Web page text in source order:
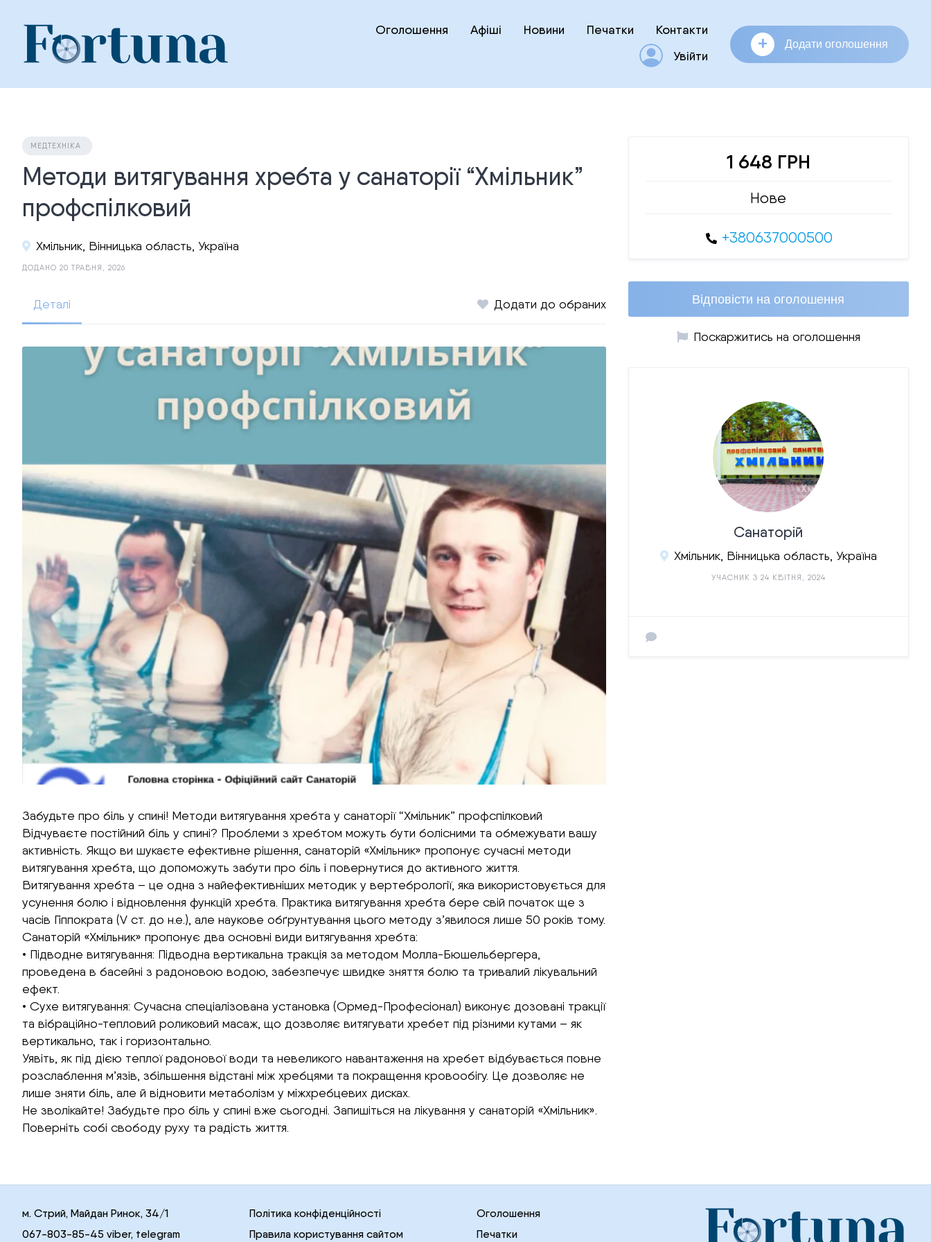
content
Оголошення Афіші Новини Печатки
Контакти
Увійти
+ Додати оголошення
МЕДТЕХНІКА
Методи витягування хребта у санаторії “Хмільник”
профспілковий
Хмільник, Вінницька область, Україна
ДОДАНО 20 ТРАВНЯ, 2026
Деталі Додати до обраних
Забудьте про біль у спині! Методи витягування хребта у санаторії “Хмільник” профспілковий
Відчуваєте постійний біль у спині? Проблеми з хребтом можуть бути болісними та обмежувати вашу
активність. Якщо ви шукаєте ефективне рішення, санаторій «Хмільник» пропонує сучасні методи
витягування хребта, що допоможуть забути про біль і повернутися до активного життя.
Витягування хребта – це одна з найефективніших методик у вертебрології, яка використовується для
усунення болю і відновлення функцій хребта. Практика витягування хребта бере свій початок ще з
часів Гіппократа (V ст. до н.е.), але наукове обґрунтування цього методу з’явилося лише 50 років тому.
Санаторій «Хмільник» пропонує два основні види витягування хребта:
• Підводне витягування: Підводна вертикальна тракція за методом Молла-Бюшельбергера,
проведена в басейні з радоновою водою, забезпечує швидке зняття болю та тривалий лікувальний
ефект.
• Сухе витягування: Сучасна спеціалізована установка (Ормед-Професіонал) виконує дозовані тракції
та вібраційно-тепловий роликовий масаж, що дозволяє витягувати хребет під різними кутами – як
вертикально, так і горизонтально.
Уявіть, як під дією теплої радонової води та невеликого навантаження на хребет відбувається повне
розслаблення м’язів, збільшення відстані між хребцями та покращення кровообігу. Це дозволяє не
лише зняти біль, але й відновити метаболізм у міжхребцевих дисках.
Не зволікайте! Забудьте про біль у спині вже сьогодні. Запишіться на лікування у санаторій «Хмільник».
Поверніть собі свободу руху та радість життя.
1 648 ГРН
Нове
+380637000500
Відповісти на оголошення
Поскаржитись на оголошення
Санаторій
Хмільник, Вінницька область, Україна
УЧАСНИК З 24 КВІТНЯ, 2024
м. Стрий, Майдан Ринок, 34/1
067-803-85-45 viber, telegram
Політика конфіденційності
Правила користування сайтом
Оголошення
Печатки